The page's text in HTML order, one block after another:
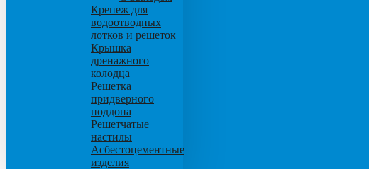
Крепеж для
водоотводных
лотков и решеток
Крышка
дренажного
колодца
Решетка
придверного
поддона
Решетчатые
настилы
Асбестоцементные
изделия